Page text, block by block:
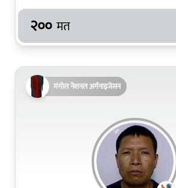
२०० मत
मंगोल नेशनल अर्गनाइजेसन